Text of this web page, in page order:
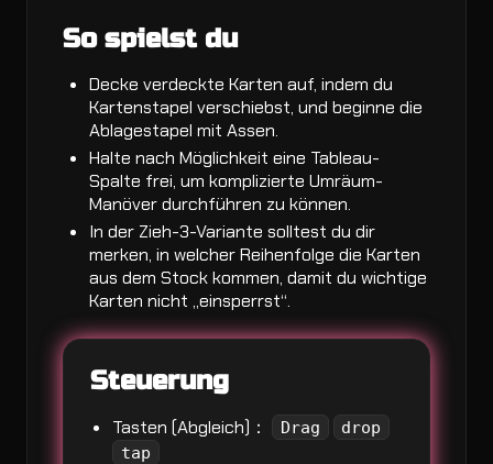
So spielst du
Decke verdeckte Karten auf, indem du
Kartenstapel verschiebst, und beginne die
Ablagestapel mit Assen.
Halte nach Möglichkeit eine Tableau-
Spalte frei, um komplizierte Umräum-
Manöver durchführen zu können.
In der Zieh-3-Variante solltest du dir
merken, in welcher Reihenfolge die Karten
aus dem Stock kommen, damit du wichtige
Karten nicht „einsperrst“.
Steuerung
Tasten (Abgleich)： Drag
drop
tap